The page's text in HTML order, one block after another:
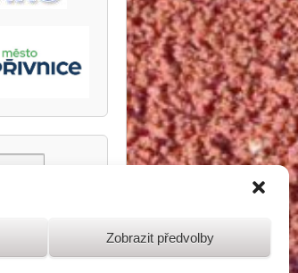
Zobrazit předvolby